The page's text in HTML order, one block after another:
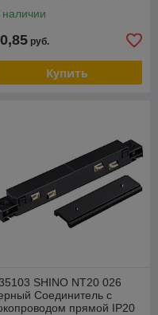
наличии
руб.
Купить
SHINO NT20 026
Cоединитель с
прямой IP20